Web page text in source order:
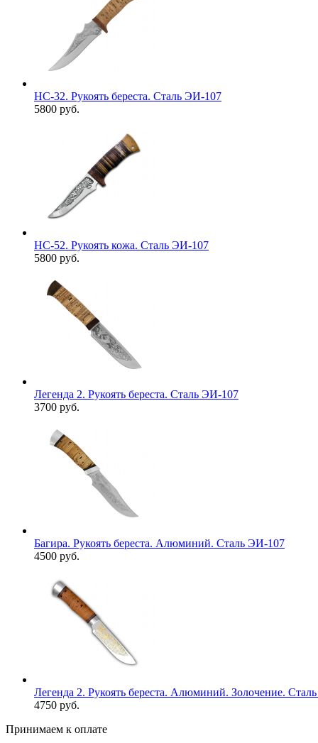
НС-32. Рукоять береста. Сталь ЭИ-107
5800 руб.
НС-52. Рукоять кожа. Сталь ЭИ-107
5800 руб.
Легенда 2. Рукоять береста. Сталь ЭИ-107
3700 руб.
Багира. Рукоять береста. Алюминий. Сталь ЭИ-107
4500 руб.
Легенда 2. Рукоять береста. Алюминий. Золочение.
4750 руб.
Принимаем к оплате